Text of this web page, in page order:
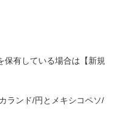
有している場合は【新規
ランド/円とメキシコペソ/